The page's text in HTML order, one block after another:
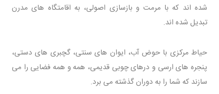
شده اند که با مرمت و بازسازی اصولی، به اقامتگاه های مدرن
تبدیل شده اند.
حیاط مرکزی با حوض آب، ایوان های سنتی، گچبری های دستی،
پنجره های ارسی و درهای چوبی قدیمی، همه و همه فضایی را می
سازند که شما را به دوران گذشته می برد.